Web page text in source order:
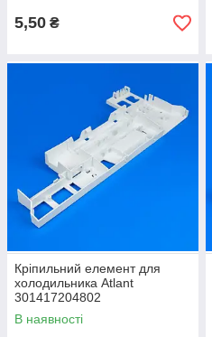
5,50 ₴
Кріпильний елемент для
холодильника Atlant
301417204802
В наявності